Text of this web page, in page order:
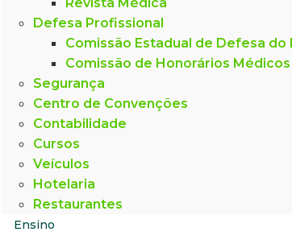
Defesa Profissional
Comissão Estadual de Defesa do
Comissão de Honorários Médicos
Segurança
Centro de Convenções
Contabilidade
Cursos
Veículos
Hotelaria
Restaurantes
Ensino